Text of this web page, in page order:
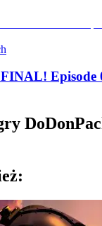
Episode